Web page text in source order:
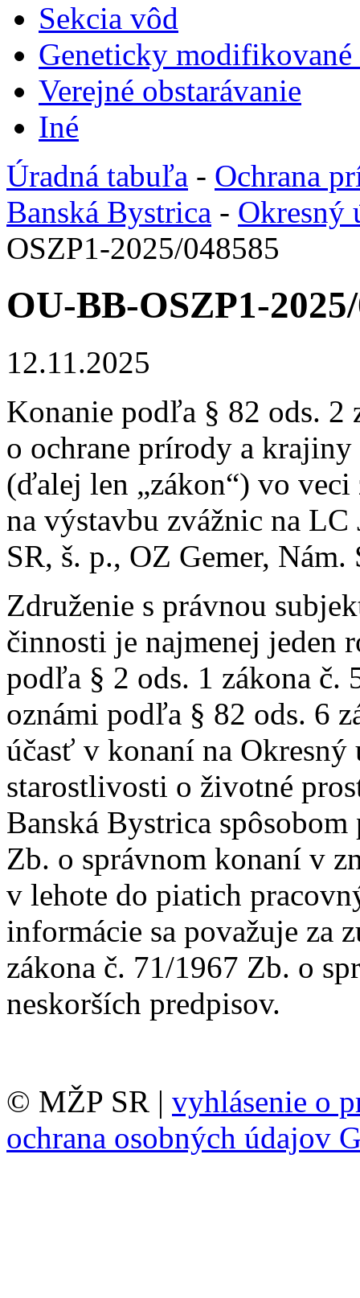
Sekcia vôd
Geneticky
Verejné obstarávanie
Iné
Úradná tabuľa - Ochrana
Banská Bystrica - Okresný
OSZP1-2025/048585
OU-BB-OSZP1-
12.11.2025
Konanie podľa § 82 ods. 2
o ochrane prírody a
(ďalej len „zákon“) vo
na výstavbu zvážnic na LC
SR, š. p., OZ Gemer,
Združenie s právnou
činnosti je najmenej jeden
podľa § 2 ods. 1 zákona č.
oznámi podľa § 82 ods. 6
účasť v konaní na
starostlivosti o životné
Banská Bystrica
Zb. o správnom konaní v
v lehote do piatich
informácie sa považuje za
zákona č. 71/1967 Zb. o
neskorších predpisov.
© MŽP SR | vyhlásenie o
ochrana osobných údajov